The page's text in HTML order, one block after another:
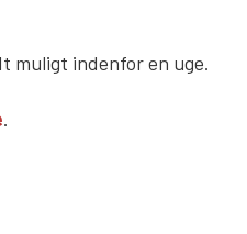
muligt indenfor en uge.
.